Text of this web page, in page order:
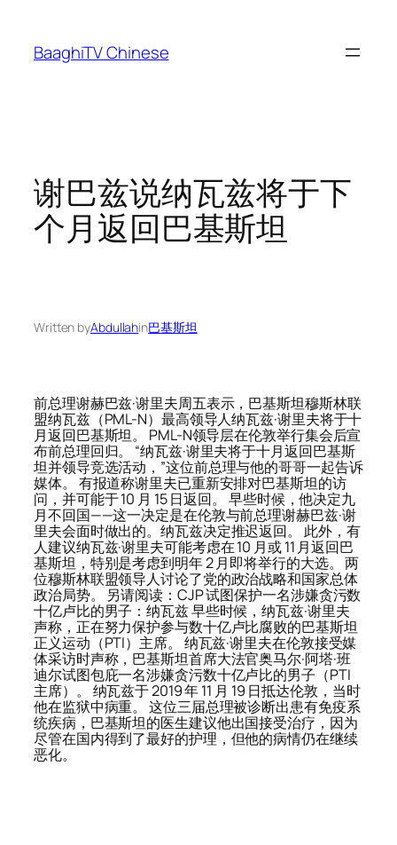
content
BaaghiTV Chinese
谢巴兹说纳瓦兹将于下
个月返回巴基斯坦
Written byAbdullahin巴基斯坦
前总理谢赫巴兹·谢里夫周五表示，巴基斯坦穆斯林联
盟纳瓦兹（PML-N）最高领导人纳瓦兹·谢里夫将于十
月返回巴基斯坦。 PML-N领导层在伦敦举行集会后宣
布前总理回归。 “纳瓦兹·谢里夫将于十月返回巴基斯
坦并领导竞选活动，”这位前总理与他的哥哥一起告诉
媒体。 有报道称谢里夫已重新安排对巴基斯坦的访
问，并可能于 10 月 15 日返回。 早些时候，他决定九
月不回国——这一决定是在伦敦与前总理谢赫巴兹·谢
里夫会面时做出的。纳瓦兹决定推迟返回。 此外，有
人建议纳瓦兹·谢里夫可能考虑在 10 月或 11 月返回巴
基斯坦，特别是考虑到明年 2 月即将举行的大选。 两
位穆斯林联盟领导人讨论了党的政治战略和国家总体
政治局势。 另请阅读：CJP 试图保护一名涉嫌贪污数
十亿卢比的男子：纳瓦兹 早些时候，纳瓦兹·谢里夫
声称，正在努力保护参与数十亿卢比腐败的巴基斯坦
正义运动（PTI）主席。 纳瓦兹·谢里夫在伦敦接受媒
体采访时声称，巴基斯坦首席大法官奥马尔·阿塔·班
迪尔试图包庇一名涉嫌贪污数十亿卢比的男子（PTI
主席）。 纳瓦兹于 2019 年 11 月 19 日抵达伦敦，当时
他在监狱中病重。 这位三届总理被诊断出患有免疫系
统疾病，巴基斯坦的医生建议他出国接受治疗，因为
尽管在国内得到了最好的护理，但他的病情仍在继续
恶化。